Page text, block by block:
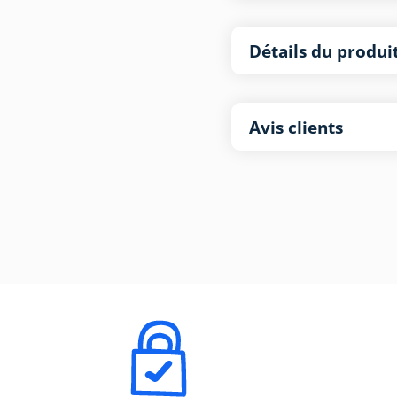
Détails du
Avis clients